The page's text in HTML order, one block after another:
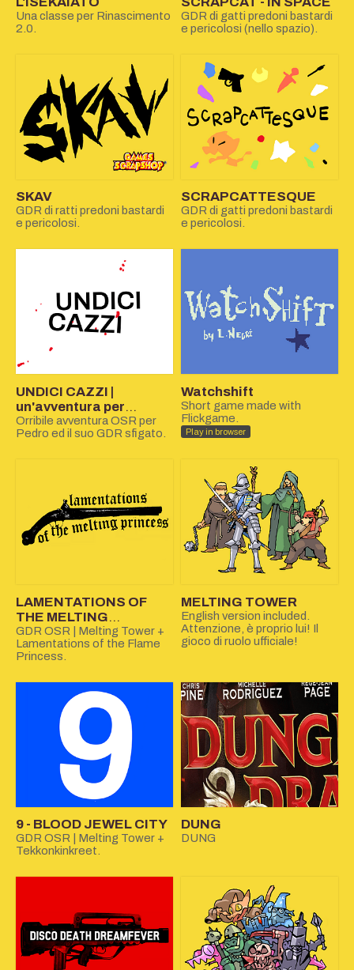
Una classe per Rinascimento
2.0.
GDR di gatti predoni bastardi
e pericolosi (nello spazio).
SKAV
GDR di ratti predoni bastardi
e pericolosi.
SCRAPCATTESQUE
GDR di gatti predoni bastardi
e pericolosi.
UNDICI CAZZI |
un'avventura per
Rinascimento 2e
Orribile avventura OSR per
Pedro ed il suo GDR sfigato.
Watchshift
Short game made with
Flickgame.
Play in browser
LAMENTATIONS OF
THE MELTING
PRINCESS
GDR OSR | Melting Tower +
Lamentations of the Flame
Princess.
MELTING TOWER
English version included.
Attenzione, è proprio lui! Il
gioco di ruolo ufficiale!
9 - BLOOD JEWEL CITY
GDR OSR | Melting Tower +
Tekkonkinkreet.
DUNG
DUNG